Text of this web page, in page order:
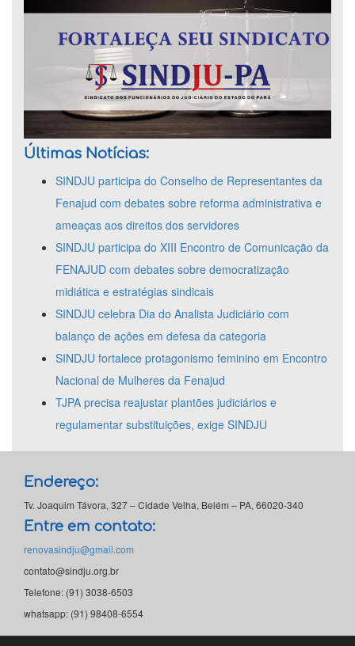
Últimas Notícias:
SINDJU participa do Conselho de Representantes da
Fenajud com debates sobre reforma administrativa e
ameaças aos direitos dos servidores
SINDJU participa do XIII Encontro de Comunicação da
FENAJUD com debates sobre democratização
midiática e estratégias sindicais
SINDJU celebra Dia do Analista Judiciário com
balanço de ações em defesa da categoria
SINDJU fortalece protagonismo feminino em Encontro
Nacional de Mulheres da Fenajud
TJPA precisa reajustar plantões judiciários e
regulamentar substituições, exige SINDJU
Endereço:
Tv. Joaquim Távora, 327 – Cidade Velha, Belém – PA, 66020-340
Entre em contato:
renovasindju@gmail.com
contato@sindju.org.br
Telefone: (91) 3038-6503
whatsapp: (91) 98408-6554